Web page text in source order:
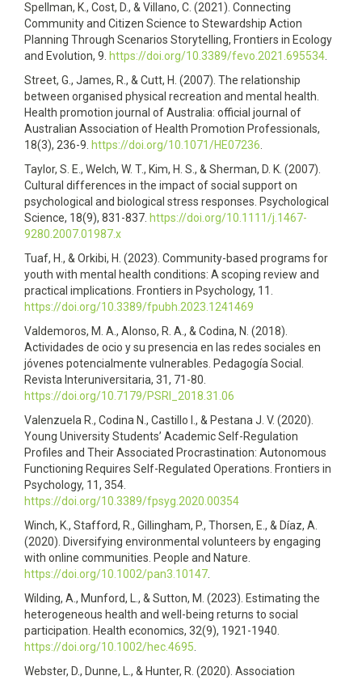
Spellman, K., Cost, D., & Villano, C. (2021). Connecting
Community and Citizen Science to Stewardship Action
Planning Through Scenarios Storytelling, Frontiers in Ecology
and Evolution, 9. https://doi.org/10.3389/fevo.2021.695534
Street, G., James, R., & Cutt, H. (2007). The relationship
between organised physical recreation and mental health.
Health promotion journal of Australia: official journal of
Australian Association of Health Promotion Professionals,
18(3), 236-9. https://doi.org/10.1071/HE07236
Taylor, S. E., Welch, W. T., Kim, H. S., & Sherman, D. K. (2007).
Cultural differences in the impact of social support on
psychological and biological stress responses. Psychological
Science, 18(9), 831-837. https://doi.org/10.1111/j.1467-
9280.2007.01987.x
Tuaf, H., & Orkibi, H. (2023). Community-based programs for
youth with mental health conditions: A scoping review and
practical implications. Frontiers in Psychology, 11.
https://doi.org/10.3389/fpubh.2023.1241469
Valdemoros, M. A., Alonso, R. A., & Codina, N. (2018).
Actividades de ocio y su presencia en las redes sociales en
jóvenes potencialmente vulnerables. Pedagogía Social.
Revista Interuniversitaria, 31, 71-80.
https://doi.org/10.7179/PSRI_2018.31.06
Valenzuela R., Codina N., Castillo I., & Pestana J. V. (2020).
Young University Students’ Academic Self-Regulation
Profiles and Their Associated Procrastination: Autonomous
Functioning Requires Self-Regulated Operations. Frontiers in
Psychology, 11, 354.
https://doi.org/10.3389/fpsyg.2020.00354
Winch, K., Stafford, R., Gillingham, P., Thorsen, E., & Díaz, A.
(2020). Diversifying environmental volunteers by engaging
with online communities. People and Nature.
https://doi.org/10.1002/pan3.10147
Wilding, A., Munford, L., & Sutton, M. (2023). Estimating the
heterogeneous health and well-being returns to social
participation. Health economics, 32(9), 1921-1940.
https://doi.org/10.1002/hec.4695
Webster, D., Dunne, L., & Hunter, R. (2020). Association